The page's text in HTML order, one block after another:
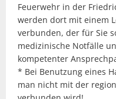
Feuerwehr in der
werden dort mit einem
verbunden, der für Sie
medizinische Notfälle
kompetenter
* Bei Benutzung eines
man nicht mit der